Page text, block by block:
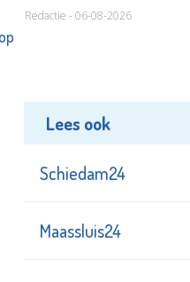
Redactie - 06-08-2026
Lees ook
Schiedam24
Maassluis24